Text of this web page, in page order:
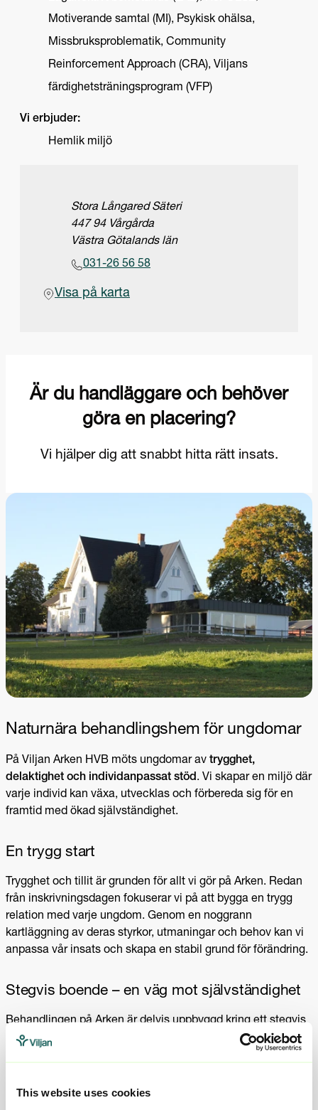
This website uses cookies
Motiverande samtal (MI), Psykisk ohälsa,
Missbruksproblematik, Community
Reinforcement Approach (CRA), Viljans
färdighetsträningsprogram (VFP)
Vi erbjuder:
Hemlik miljö
AdressStora Långared Säteri
447 94 Vårgårda
Västra Götalands län
Telefon 031-26 56 58
Visa på karta(Öppnas i ny flik)
Naturnära behandlingshem för ungdomar
På Viljan Arken HVB möts ungdomar av trygghet,
delaktighet och individanpassat stöd. Vi skapar en miljö där
varje individ kan växa, utvecklas och förbereda sig för en
framtid med ökad självständighet.
En trygg start
Trygghet och tillit är grunden för allt vi gör på Arken. Redan
från inskrivningsdagen fokuserar vi på att bygga en trygg
relation med varje ungdom. Genom en noggrann
kartläggning av deras styrkor, utmaningar och behov kan vi
anpassa vår insats och skapa en stabil grund för förändring.
Stegvis boende – en väg mot självständighet
Behandlingen på Arken är delvis uppbyggd kring ett stegvis
boende:
tydliga strukturer.